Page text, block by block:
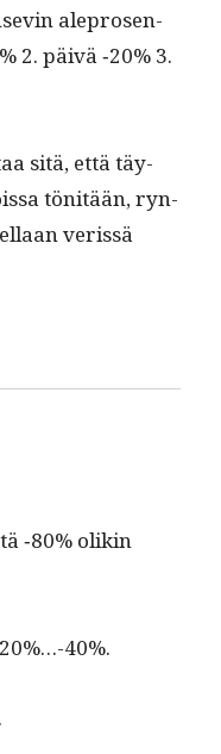
alepros­en­
2. päivä ‑20% 3.
sitä, että täy­
tönitään, ryn­
veris­sä
‑80% olikin
40%.